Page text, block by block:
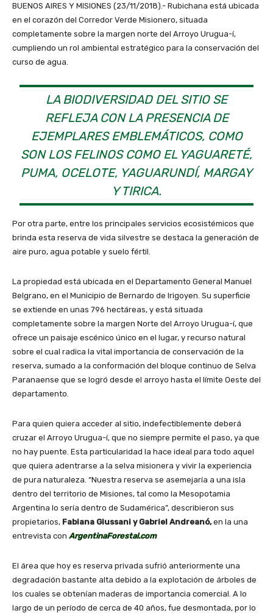
BUENOS AIRES Y MISIONES (23/11/2018).- Rubichana está ubicada
en el corazón del Corredor Verde Misionero, situada
completamente sobre la margen norte del Arroyo Urugua-í,
cumpliendo un rol ambiental estratégico para la conservación del
curso de agua.
LA BIODIVERSIDAD DEL SITIO SE
REFLEJA CON LA PRESENCIA DE
EJEMPLARES EMBLEMÁTICOS, COMO
SON LOS FELINOS COMO EL YAGUARETÉ,
PUMA, OCELOTE, YAGUARUNDÍ, MARGAY
Y TIRICA.
Por otra parte, entre los principales servicios ecosistémicos que
brinda esta reserva de vida silvestre se destaca la generación de
aire puro, agua potable y suelo fértil.
La propiedad está ubicada en el Departamento General Manuel
Belgrano, en el Municipio de Bernardo de Irigoyen. Su superficie
se extiende en unas 796 hectáreas, y está situada
completamente sobre la margen Norte del Arroyo Urugua-í, que
ofrece un paisaje escénico único en el lugar, y recurso natural
sobre el cual radica la vital importancia de conservación de la
reserva, sumado a la conformación del bloque continuo de Selva
Paranaense que se logró desde el arroyo hasta el límite Oeste del
departamento.
Para quien quiera acceder al sitio, indefectiblemente deberá
cruzar el Arroyo Urugua-í, que no siempre permite el paso, ya que
no hay puente. Esta particularidad la hace ideal para todo aquel
que quiera adentrarse a la selva misionera y vivir la experiencia
de pura naturaleza. “Nuestra reserva se asemejaría a una isla
dentro del territorio de Misiones, tal como la Mesopotamia
Argentina lo sería dentro de Sudamérica”, describieron sus
propietarios, Fabiana Giussani y Gabriel Andreanó,en la una
entrevista con ArgentinaForestal.com
El área que hoy es reserva privada sufrió anteriormente una
degradación bastante alta debido a la explotación de árboles de
los cuales se obtenían maderas de importancia comercial. A lo
largo de un período de cerca de 40 años, fue desmontada, por lo